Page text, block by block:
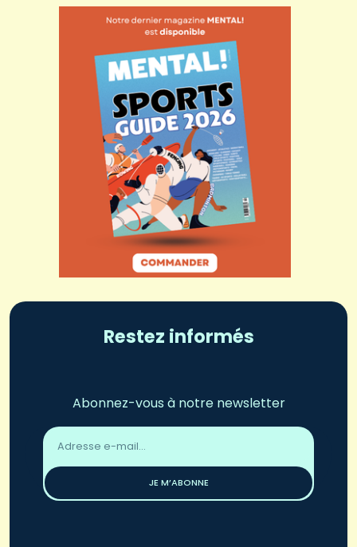
Restez informés
Abonnez-vous à notre newsletter
Adresse
email
JE M’ABONNE